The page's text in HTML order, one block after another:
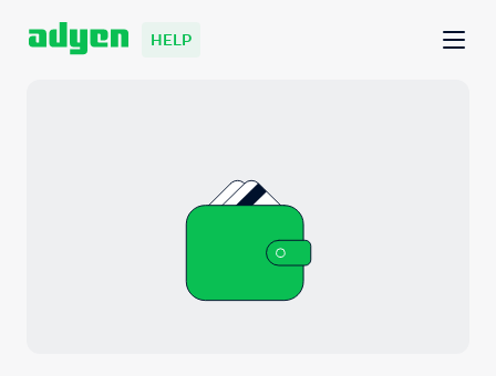
HELP